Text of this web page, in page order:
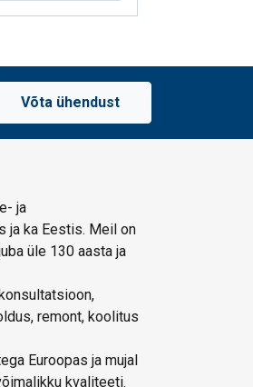
Võta ühendust
ja
ja ka Eestis. Meil on
üle 130 aasta ja
remont, koolitus
Euroopas ja mujal
kvaliteeti.